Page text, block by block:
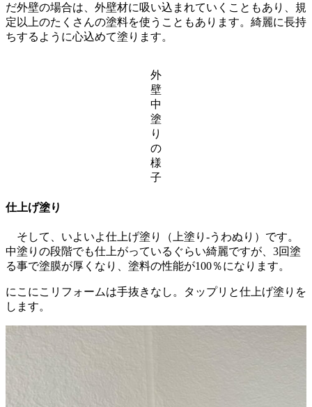
だ外壁の場合は、外壁材に吸い込まれていくこともあり、規
定以上のたくさんの塗料を使うこともあります。綺麗に長持
ちするように心込めて塗ります。
外
壁
中
塗
り
の
様
子
仕上げ塗り
そして、いよいよ仕上げ塗り（上塗り-うわぬり）です。
中塗りの段階でも仕上がっているぐらい綺麗ですが、3回塗
る事で塗膜が厚くなり、塗料の性能が100％になります。
にこにこリフォームは手抜きなし。タップリと仕上げ塗りを
します。